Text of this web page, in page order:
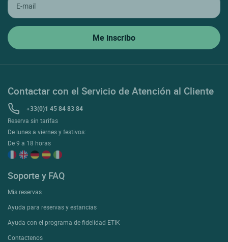
Contactar con el Servicio de Atención al Cliente
+33(0)1 45 84 83 84
Reserva sin tarifas
De lunes a viernes y festivos:
De 9 a 18 horas
Soporte y FAQ
Mis reservas
Ayuda para reservas y estancias
Ayuda con el programa de fidelidad ETIK
Contactenos